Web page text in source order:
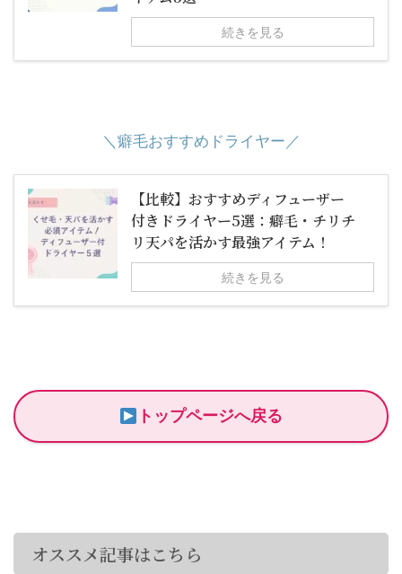
続きを見る
＼癖毛おすすめドライヤー／
【比較】おすすめディフューザー
付きドライヤー5選：癖毛・チリチ
リ天パを活かす最強アイテム！
続きを見る
トップページへ戻る
オススメ記事はこちら